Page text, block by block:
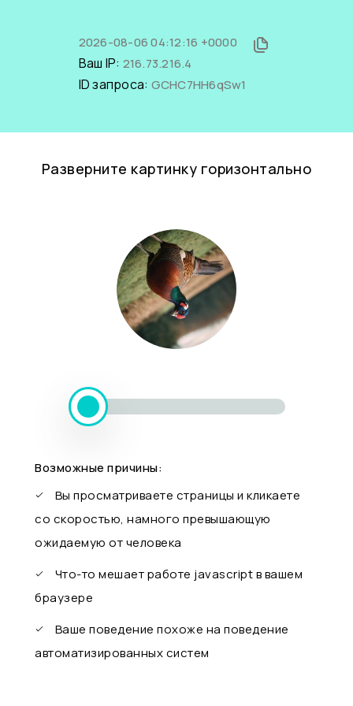
2026-08-06 04:12:16 +0000
Ваш IP: 216.73.216.4
ID запроса: GCHC7HH6qSw1
Разверните картинку горизонтально
Возможные причины:
Вы просматриваете страницы и кликаете
со скоростью, намного превышающую
ожидаемую от человека
Что-то мешает работе javascript в вашем
браузере
Ваше поведение похоже на поведение
автоматизированных систем